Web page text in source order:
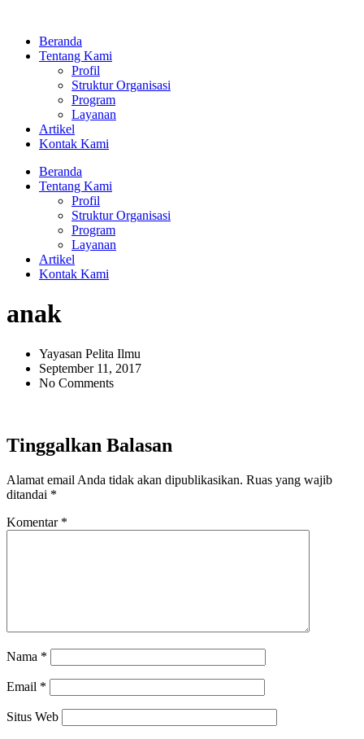
kontenBeranda
Tentang Kami
Profil
Struktur Organisasi
Program
Layanan
Artikel
Kontak Kami
Beranda
Tentang Kami
Profil
Struktur Organisasi
Program
Layanan
Artikel
Kontak Kami
anak
Yayasan Pelita Ilmu
September 11, 2017
No Comments
Tinggalkan Balasan
Alamat email Anda tidak akan dipublikasikan. Ruas yang wajib
ditandai *
Komentar *
Nama *
Email *
Situs Web